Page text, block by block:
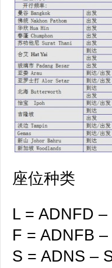
座位种类
L = ADNFD
F = ADNFB
S = ADNS –